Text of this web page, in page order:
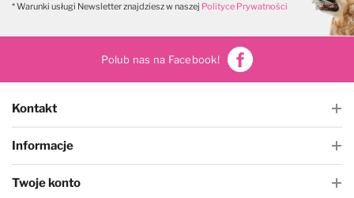
* Warunki usługi Newsletter znajdziesz w naszej Polityce Prywatności
Polub nas na Facebook!
Kontakt
Informacje
Twoje konto